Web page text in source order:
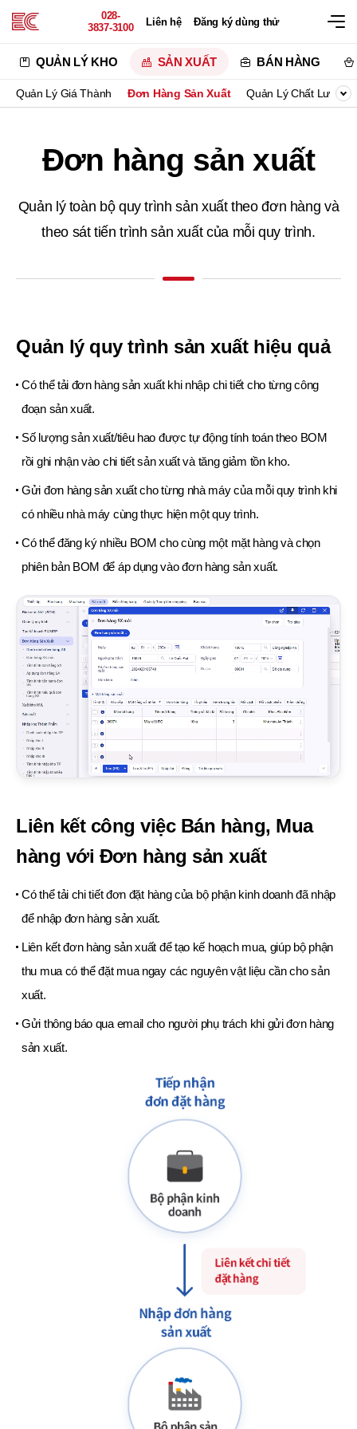
028-
3837-3100
Liên hệ Đăng ký dùng thử
QUẢN LÝ KHO SẢN XUẤT BÁN HÀNG
Quản Lý Giá Thành Đơn Hàng Sản Xuất Quản Lý Chất Lượng
Đơn hàng sản xuất
Quản lý toàn bộ quy trình sản xuất theo đơn hàng và
theo sát tiến trình sản xuất của mỗi quy trình.
Quản lý quy trình sản xuất hiệu quả
Có thể tải đơn hàng sản xuất khi nhập chi tiết cho từng công
đoạn sản xuất.
Số lượng sản xuất/tiêu hao được tự động tính toán theo BOM
rồi ghi nhận vào chi tiết sản xuất và tăng giảm tồn kho.
Gửi đơn hàng sản xuất cho từng nhà máy của mỗi quy trình khi
có nhiều nhà máy cùng thực hiện một quy trình.
Có thể đăng ký nhiều BOM cho cùng một mặt hàng và chọn
phiên bản BOM để áp dụng vào đơn hàng sản xuất.
Liên kết công việc Bán hàng, Mua
hàng với Đơn hàng sản xuất
Có thể tải chi tiết đơn đặt hàng của bộ phận kinh doanh đã nhập
để nhập đơn hàng sản xuất.
Liên kết đơn hàng sản xuất để tạo kế hoạch mua, giúp bộ phận
thu mua có thể đặt mua ngay các nguyên vật liệu cần cho sản
xuất.
Gửi thông báo qua email cho người phụ trách khi gửi đơn hàng
sản xuất.